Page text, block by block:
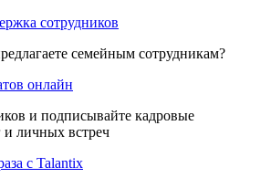
сотрудников
семейным сотрудникам?
онлайн
и подписывайте кадровые
и личных встреч
с Talantix